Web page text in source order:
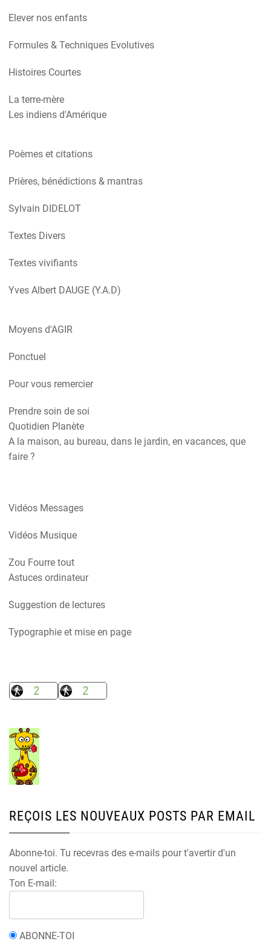
Elever nos enfants
Formules & Techniques Evolutives
Histoires Courtes
La terre-mère
Les indiens d'Amérique
Poèmes et citations
Prières, bénédictions & mantras
Sylvain DIDELOT
Textes Divers
Textes vivifiants
Yves Albert DAUGE (Y.A.D)
Moyens d'AGIR
Ponctuel
Pour vous remercier
Prendre soin de soi
Quotidien Planète
A la maison, au bureau, dans le jardin, en vacances, que
faire ?
Vidéos Messages
Vidéos Musique
Zou Fourre tout
Astuces ordinateur
Suggestion de lectures
Typographie et mise en page
REÇOIS LES NOUVEAUX POSTS PAR EMAIL
Abonne-toi. Tu recevras des e-mails pour t'avertir d'un
nouvel article.
Ton E-mail:
ABONNE-TOI